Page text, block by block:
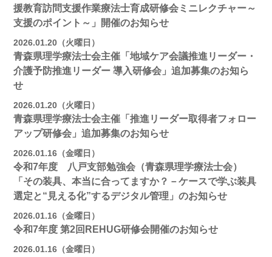
援教育訪問支援作業療法士育成研修会ミニレクチャー～
支援のポイント～」開催のお知らせ
2026.01.20（火曜日）
青森県理学療法士会主催「地域ケア会議推進リーダー・
介護予防推進リーダー 導入研修会」追加募集のお知ら
せ
2026.01.20（火曜日）
青森県理学療法士会主催「推進リーダー取得者フォロー
アップ研修会」追加募集のお知らせ
2026.01.16（金曜日）
令和7年度 八戸支部勉強会（青森県理学療法士会）
「その装具、本当に合ってますか？－ケースで学ぶ装具
選定と“見える化”するデジタル管理」のお知らせ
2026.01.16（金曜日）
令和7年度 第2回REHUG研修会開催のお知らせ
2026.01.16（金曜日）